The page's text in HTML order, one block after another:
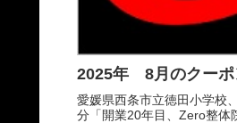
2025年 8月のクーポ
愛媛県西条市立徳田小学校
分「開業20年目、Zero整